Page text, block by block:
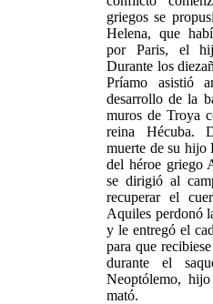
griegos se
Helena, que
por Paris, el
Durante los
Príamo asistió
desarrollo de la
muros de Troya
reina Hécuba.
muerte de su hijo
del héroe griego
se dirigió al
recuperar el
Aquiles perdonó
y le entregó el
para que
durante el
Neoptólemo,
mató.